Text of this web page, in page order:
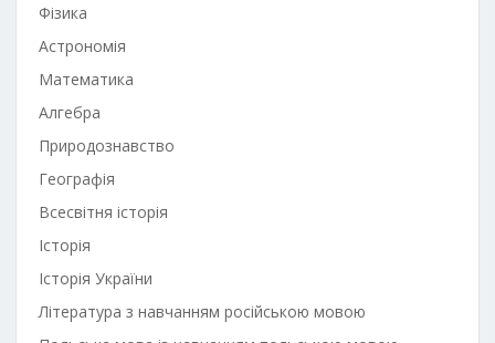
Фізика
Астрономія
Математика
Алгебра
Природознавство
Географія
Всесвітня історія
Історія
Історія України
Література з навчанням російською мовою